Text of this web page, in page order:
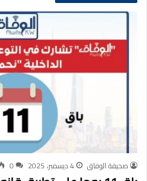
صحيفة الوفاق 4 ديسمبر، 2025 0